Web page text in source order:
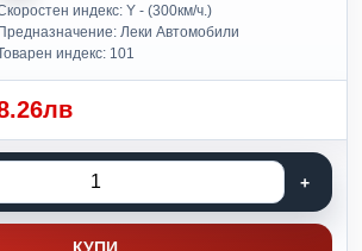
индекс: Y - (300км/ч.)
Предназначение: Леки Автомобили
индекс: 101